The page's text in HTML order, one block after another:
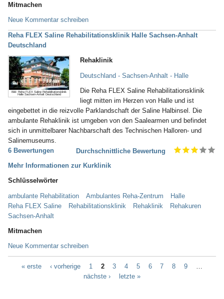
Mitmachen
Neue Kommentar schreiben
Reha FLEX Saline Rehabilitationsklinik Halle Sachsen-Anhalt
Deutschland
Bild: Reha FLEX Saline Rehabilitationsklinik
Halle Sachsen-Anhalt Deutschland
Rehaklinik
Deutschland - Sachsen-Anhalt - Halle
Die Reha FLEX Saline Rehabilitationsklinik
liegt mitten im Herzen von Halle und ist
eingebettet in die reizvolle Parklandschaft der Saline Halbinsel. Die
ambulante Rehaklinik ist umgeben von den Saalearmen und befindet
sich in unmittelbarer Nachbarschaft des Technischen Halloren- und
Salinemuseums.
6 Bewertungen
Durchschnittliche Bewertung
Mehr Informationen zur Kurklinik
Schlüsselwörter
ambulante Rehabilitation Ambulantes Reha-Zentrum
Halle
Reha FLEX Saline
Rehabilitationsklinik Rehaklinik
Rehakuren
Sachsen-Anhalt
Mitmachen
Neue Kommentar schreiben
« erste ‹ vorherige 1 2 3 4 5 6 7 8 9
…
nächste ›
letzte »